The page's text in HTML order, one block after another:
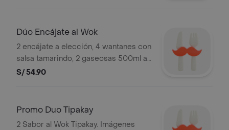
Dúo Encájate al Wok
2 encájate a elección, 4 wantanes con
salsa tamarindo, 2 gaseosas 500ml a
elección. stock mínimo de 100
S/ 54.90
Promo Duo Tipakay
2 Sabor al Wok Tipakay. Imágenes